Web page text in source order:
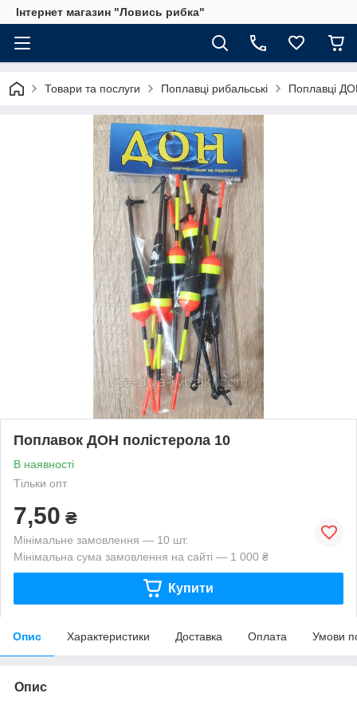
Інтернет магазин "Ловись рибка"
Товари та послуги Поплавці рибальські Поплавці
Поплавок ДОН полістерола 10
В наявності
Тільки опт
7,50 ₴
Мінімальне замовлення — 10 шт.
Мінімальна сума замовлення на сайті — 1 000 ₴
Купити
Опис Характеристики Доставка Оплата Умови
Опис